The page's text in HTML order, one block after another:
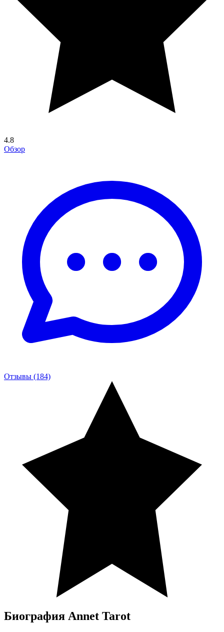
4.8
Обзор
Отзывы (184)
Биография Annet Tarot